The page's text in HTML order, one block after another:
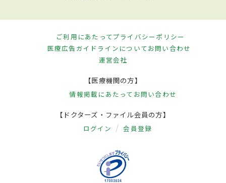
ご利用にあたってプライバシーポリシー
医療広告ガイドラインについてお問い合わせ
運営会社
【医療機関の方】
情報掲載にあたって お問い合わせ
【ドクターズ・ファイル会員の方】
ログイン 会員登録